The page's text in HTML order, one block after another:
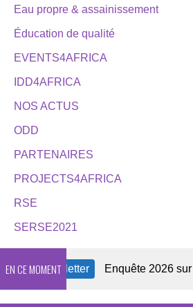
Eau propre & assainissement
Éducation de qualité
EVENTS4AFRICA
IDD4AFRICA
NOS ACTUS
ODD
PARTENAIRES
PROJECTS4AFRICA
RSE
SERSE2021
EN CE MOMENT
Newsletter Enquête 2026 sur la